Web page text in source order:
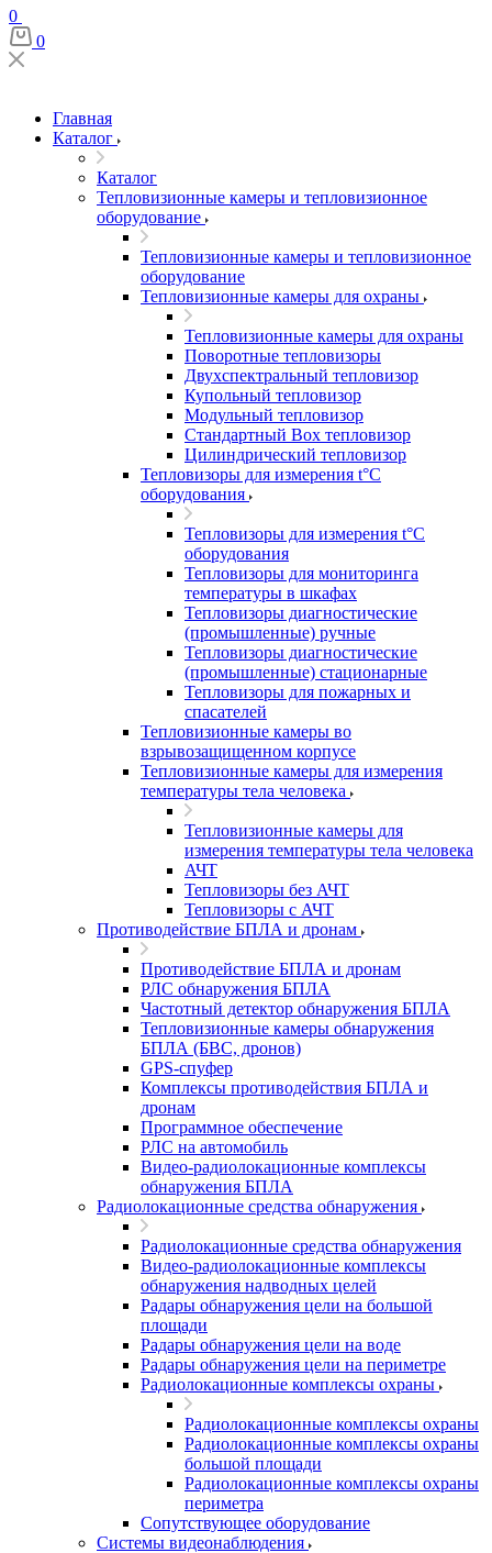
0
0
Главная
Каталог
Каталог
Тепловизионные камеры и тепловизионное
оборудование
Тепловизионные камеры и тепловизионное
оборудование
Тепловизионные камеры для охраны
Тепловизионные камеры для охраны
Поворотные тепловизоры
Двухспектральный тепловизор
Купольный тепловизор
Модульный тепловизор
Стандартный Box тепловизор
Цилиндрический тепловизор
Тепловизоры для измерения t°С
оборудования
Тепловизоры для измерения t°С
оборудования
Тепловизоры для мониторинга
температуры в шкафах
Тепловизоры диагностические
(промышленные) ручные
Тепловизоры диагностические
(промышленные) стационарные
Тепловизоры для пожарных и
спасателей
Тепловизионные камеры во
взрывозащищенном корпусе
Тепловизионные камеры для измерения
температуры тела человека
Тепловизионные камеры для
измерения температуры тела человека
АЧТ
Тепловизоры без АЧТ
Тепловизоры с АЧТ
Противодействие БПЛА и дронам
Противодействие БПЛА и дронам
РЛС обнаружения БПЛА
Частотный детектор обнаружения БПЛА
Тепловизионные камеры обнаружения
БПЛА (БВС, дронов)
GPS-спуфер
Комплексы противодействия БПЛА и
дронам
Программное обеспечение
РЛС на автомобиль
Видео-радиолокационные комплексы
обнаружения БПЛА
Радиолокационные средства обнаружения
Радиолокационные средства обнаружения
Видео-радиолокационные комплексы
обнаружения надводных целей
Радары обнаружения цели на большой
площади
Радары обнаружения цели на воде
Радары обнаружения цели на периметре
Радиолокационные комплексы охраны
Радиолокационные комплексы охраны
Радиолокационные комплексы охраны
большой площади
Радиолокационные комплексы охраны
периметра
Сопутствующее оборудование
Системы видеонаблюдения